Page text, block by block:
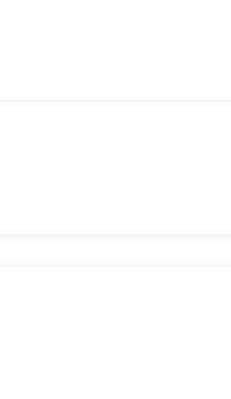
sans complications.
du marché.
des plateformes et des dApps.